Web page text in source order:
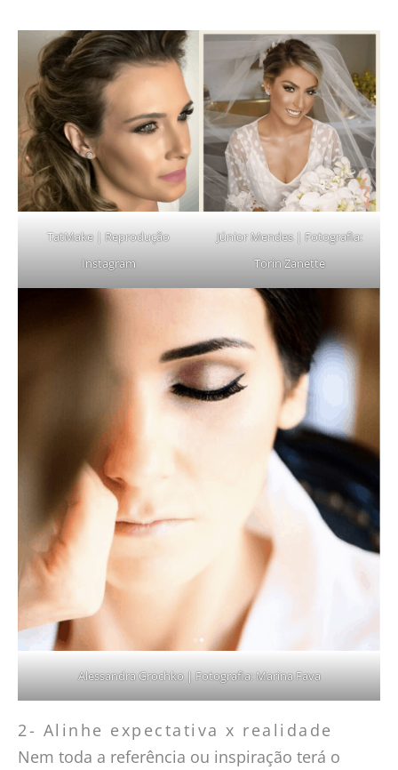
TatMake | Reprodução
Instagram
Júnior Mendes | Fotografia:
Torin Zanette
Alessandra Grochko | Fotografia: Marina Fava
2- Alinhe expectativa x realidade
Nem toda a referência ou inspiração terá o